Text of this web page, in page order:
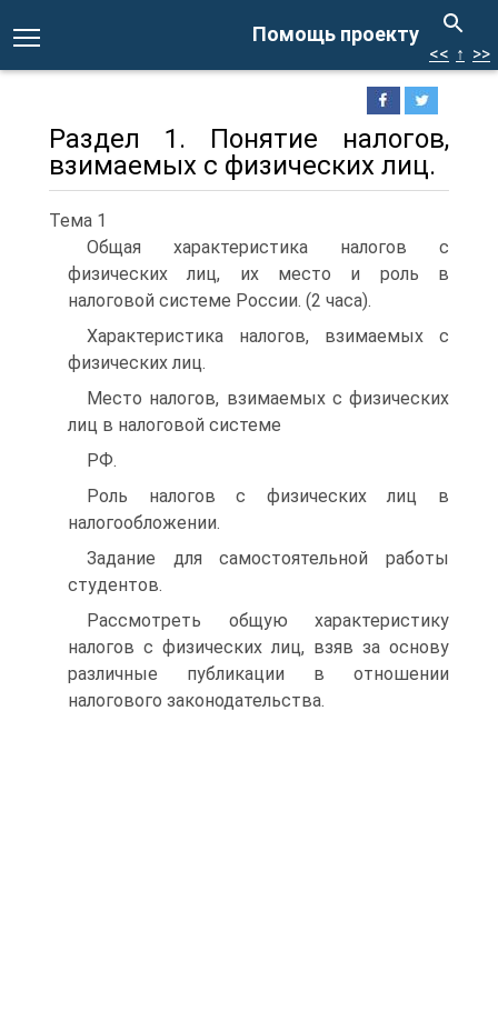
Помощь проекту
<< ↑ >>
Раздел 1. Понятие налогов,
взимаемых с физических лиц.
Тема 1
Общая характеристика налогов с
физических лиц, их место и роль в
налоговой системе России. (2 часа).
Характеристика налогов, взимаемых с
физических лиц.
Место налогов, взимаемых с физических
лиц в налоговой системе
РФ.
Роль налогов с физических лиц в
налогообложении.
Задание для самостоятельной работы
студентов.
Рассмотреть общую характеристику
налогов с физических лиц, взяв за основу
различные публикации в отношении
налогового законодательства.